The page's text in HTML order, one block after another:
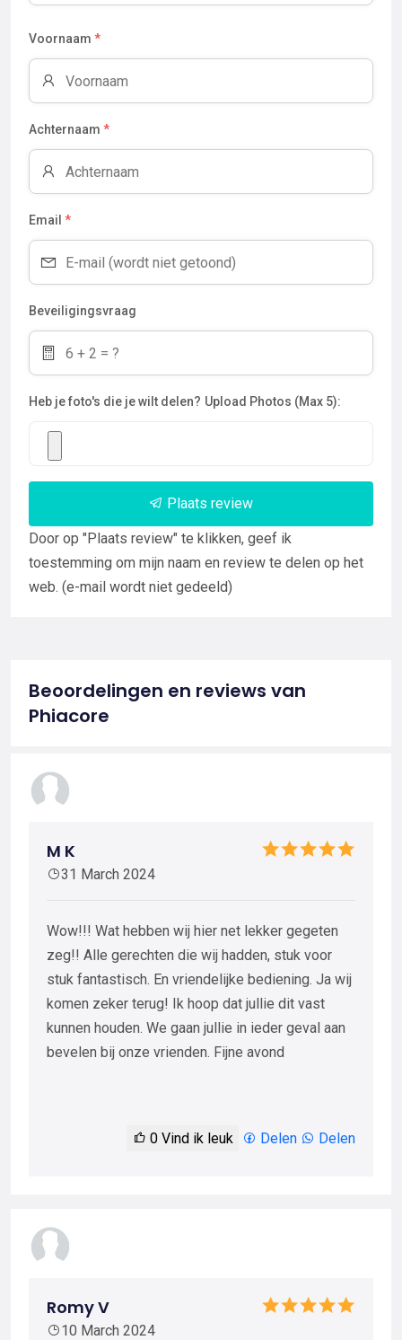
Voornaam *
Achternaam *
Email *
Beveiligingsvraag
Heb je foto's die je wilt delen? Upload Photos (Max 5):
Plaats review
Door op "Plaats review" te klikken, geef ik
toestemming om mijn naam en review te delen op het
web. (e-mail wordt niet gedeeld)
Beoordelingen en reviews van
Phiacore
M K
31 March 2024
Wow!!! Wat hebben wij hier net lekker gegeten
zeg!! Alle gerechten die wij hadden, stuk voor
stuk fantastisch. En vriendelijke bediening. Ja wij
komen zeker terug! Ik hoop dat jullie dit vast
kunnen houden. We gaan jullie in ieder geval aan
bevelen bij onze vrienden. Fijne avond
0 Vind ik leuk Delen Delen
Romy V
10 March 2024